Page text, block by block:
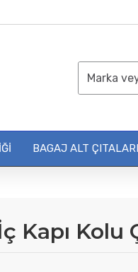
BAGAJ ALT ÇITALARI
Kapı Kolu